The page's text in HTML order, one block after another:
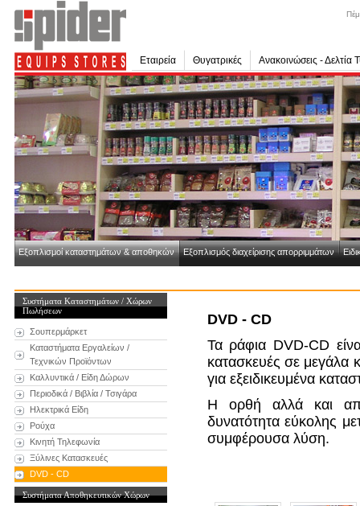
Εταιρεία Θυγατρικές Ανακοινώσεις - Δελτία
Εξοπλισμοί καταστημάτων & αποθηκών Εξοπλισμός διαχείρισης απορριμμάτων
Συστήματα Καταστημάτων / Χώρων
Πωλήσεων
Σουπερμάρκετ
Καταστήματα Εργαλείων /
Τεχνικών Προϊόντων
Καλλυντικά / Είδη Δώρων
Περιοδικά / Βιβλία / Τσιγάρα
Ηλεκτρικά Είδη
Ρούχα
Κινητή Τηλεφωνία
Ξύλινες Κατασκευές
DVD - CD
Συστήματα Αποθηκευτικών Χώρων
DVD - CD
Τα ράφια DVD-CD
κατασκευές σε μεγάλα
για εξειδικευμένα
Η ορθή αλλά και
δυνατότητα εύκολης
συμφέρουσα λύση.